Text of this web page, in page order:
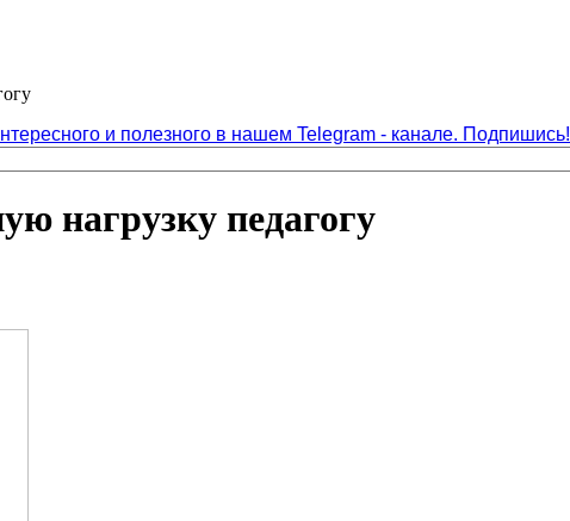
и полезного в нашем Telegram - канале. Подпишись!
нагрузку педагогу